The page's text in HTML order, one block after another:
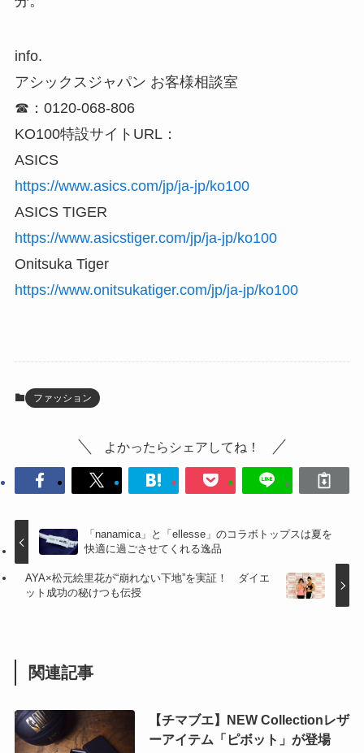
info.
アシックスジャパン お客様相談室
☎：0120-068-806
KO100特設サイトURL：
ASICS
https://www.asics.com/jp/ja-jp/ko100
ASICS TIGER
https://www.asicstiger.com/jp/ja-jp/ko100
Onitsuka Tiger
https://www.onitsukatiger.com/jp/ja-jp/ko100
ファッション
よかったらシェアしてね！
「nanamica」と「ellesse」のコラボトップスは夏を
快適に過ごさせてくれる逸品
AYA×松元絵里花が“崩れない下地”を実証！ ダイエ
ット成功の秘けつも伝授
関連記事
【チマブエ】NEW Collectionレザ
ーアイテム「ピボット」が登場